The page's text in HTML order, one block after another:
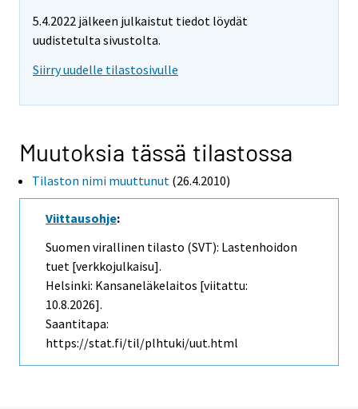
5.4.2022 jälkeen julkaistut tiedot löydät
uudistetulta sivustolta.
Siirry uudelle tilastosivulle
Muutoksia tässä tilastossa
Tilaston nimi muuttunut (26.4.2010)
Viittausohje:
Suomen virallinen tilasto (SVT): Lastenhoidon
tuet [verkkojulkaisu].
Helsinki: Kansaneläkelaitos [viitattu:
10.8.2026].
Saantitapa:
https://stat.fi/til/plhtuki/uut.html